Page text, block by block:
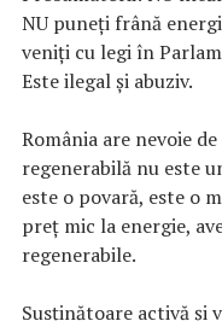
NU puneți frână
veniți cu legi în
Este ilegal și abuziv.
România are nevoie
regenerabilă nu este
este o povară, este o
preț mic la energie,
regenerabile.
Susținătoare activă și